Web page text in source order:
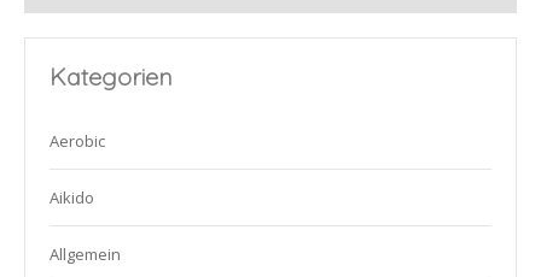
Kategorien
Aerobic
Aikido
Allgemein